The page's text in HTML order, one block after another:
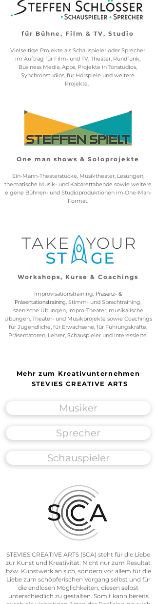
für Bühne, Film & TV, Studio
Vielseitige Projekte als Schauspieler oder Sprecher
im Auftrag für Film- und TV, Theater, Rundfunk,
Business Media, Apps, Projekte in Tonstudios,
Synchronstudios, für Hörspiele und weitere
Projekte.
One man shows & Soloprojekte
Ein-Mann-Theaterstücke, Musiktheater, Lesungen,
thematische Musik- und Kabarettabende sowie weitere
eigene Bühnen- und Studioproduktionen im One-Man-
Format.
Workshops, Kurse & Coachings
Improvisationstraining, Präsenz- &
Präsentationstraining, Stimm- und Sprachtraining,
szenische Übungen, Impro-Theater, musikalische
Übungen, Theater- und Musikprojekte sowie Coachings
für Jugendliche, für Erwachsene, für Führungskräfte,
Präsentatoren, Lehrer, Schauspieler und Interessierte.
Mehr zum Kreativunternehmen
STEVIES CREATIVE ARTS
Musiker
Sprecher
Schauspieler
STEVIES CREATIVE ARTS (SCA) steht für die Liebe
zur Kunst und Kreativität. Nicht nur zum Resultat
bzw. Kunstwerk an sich, sondern vor allem für die
Liebe zum schöpferischen Vorgang selbst und für
die endlosen Möglichkeiten, diesen selbst
unterschiedlich zu gestalten. Somit kann bereits